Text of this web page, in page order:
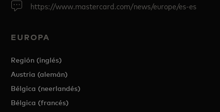
https://www.mastercard.com/news/europe/es-es
EUROPA
Región (inglés)
Austria (alemán)
Bélgica (neerlandés)
Bélgica (francés)